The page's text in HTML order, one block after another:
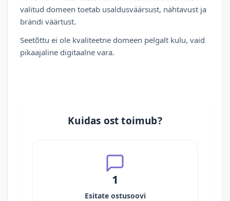
valitud domeen toetab usaldusväärsust, nähtavust ja
brändi väärtust.
Seetõttu ei ole kvaliteetne domeen pelgalt kulu, vaid
pikaajaline digitaalne vara.
Kuidas ost toimub?
1
Esitate ostusoovi